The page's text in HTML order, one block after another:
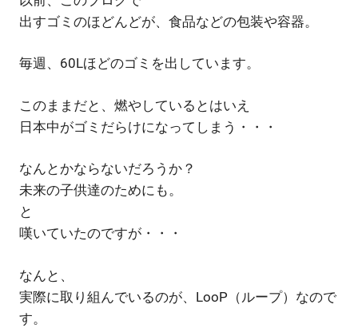
出すゴミのほどんどが、食品などの包装や容器。
毎週、60Lほどのゴミを出しています。
このままだと、燃やしているとはいえ
日本中がゴミだらけになってしまう・・・
なんとかならないだろうか？
未来の子供達のためにも。
と
嘆いていたのですが・・・
なんと、
実際に取り組んでいるのが、LooP（ループ）なので
す。